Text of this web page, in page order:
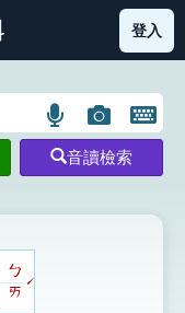
部首索引表圖示
登入
語
言
搜
圖
片
搜
開
鍵
圖
音讀檢索
ㄅ
ㄞ
ˊ